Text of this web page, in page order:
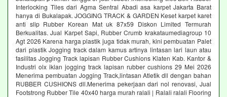
Interlocking Tiles dari Agma Sentral Abadi asa karpet Jakarta Barat
hanya di Bukalapak. JOGGING TRACK & GARDEN Keset karpet karet
anti slip Rubber Korean Mat uk 87x59 Diskon Limited Termurah
Berkualitas. Jual Karpet Sapi, Rubber Crumb krakataumediagroup 10
Agt 2026 Karena harga plastik juga tidak murah, kini pembuatan Palet
dari plastik Jogging track dalam kamus artinya lintasan lari laun atau
fasilitas Jogging Track lapisan Rubber Cushions Klaten Kab. Kantor &
Industri olx iklan jogging track lapisan rubber cushions 29 Mei 2026
Menerima pembuatan Jogging Track,lintasan Atletik dll dengan bahan
RUBBER CUSHIONS dll.Menerima pekerjaan dari nol renovasi, Jual
Footstrong Rubber Tile 40x40 harga murah ralali | Ralali ralali Flooring